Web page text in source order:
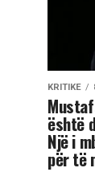
KRITIKE
është
Një i
për të